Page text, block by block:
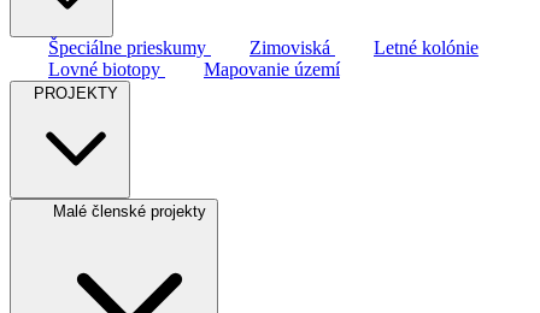
Špeciálne prieskumy Zimoviská
Letné kolónie
Lovné biotopy
Mapovanie území
PROJEKTY
Malé členské projekty